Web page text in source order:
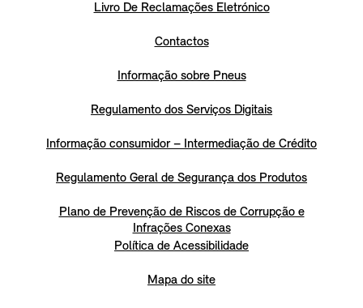
Livro De Reclamações Eletrónico
Contactos
Informação sobre Pneus
Regulamento dos Serviços Digitais
Informação consumidor – Intermediação de Crédito
Regulamento Geral de Segurança dos Produtos
Plano de Prevenção de Riscos de Corrupção e
Infrações Conexas
Política de Acessibilidade
Mapa do site